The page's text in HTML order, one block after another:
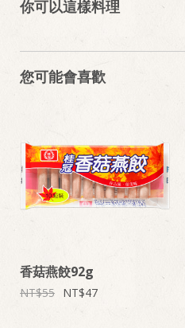
你可以這樣料理
您可能會喜歡
香菇燕餃92g
55 47